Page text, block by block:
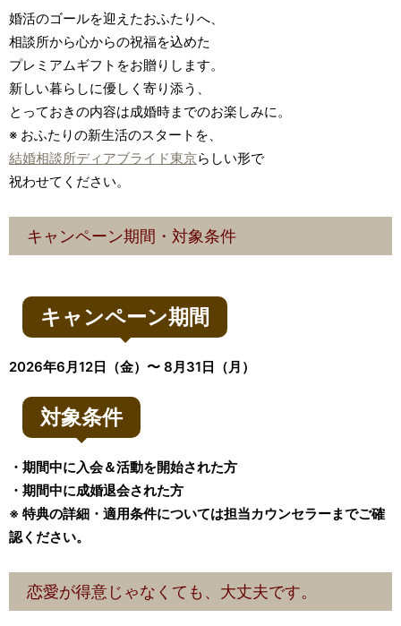
婚活のゴールを迎えたおふたりへ、
相談所から心からの祝福を込めた
プレミアムギフトをお贈りします。
新しい暮らしに優しく寄り添う、
とっておきの内容は成婚時までのお楽しみに。
※ おふたりの新生活のスタートを、
結婚相談所ディアブライド東京らしい形で
祝わせてください。
キャンペーン期間・対象条件
キャンペーン期間
2026年6月12日（金）〜 8月31日（月）
対象条件
・期間中に入会＆活動を開始された方
・期間中に成婚退会された方
※ 特典の詳細・適用条件については担当カウンセラーまでご確
認ください。
恋愛が得意じゃなくても、大丈夫です。